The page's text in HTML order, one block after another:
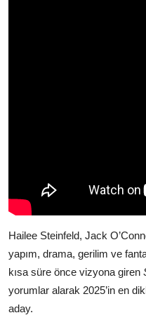
Hailee Steinfeld, Jack
yapım, drama, gerilim ve
kısa süre önce vizyona giren
yorumlar alarak 2025’in en
aday.